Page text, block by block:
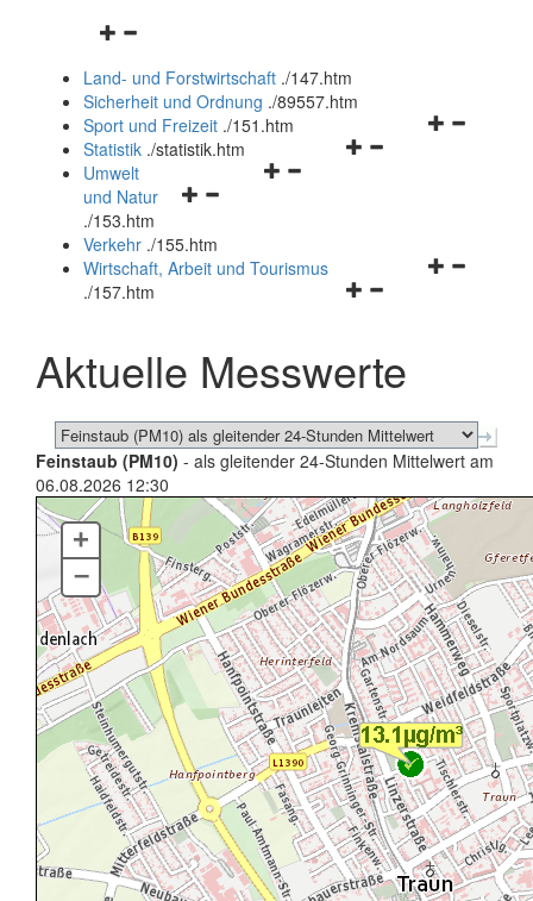
Navigationsmenü
und
schließen
Land- und Forstwirtschaft ./147.htm
Sicherheit und Ordnung ./89557.htm
Navigationsmenü
Sport und Freizeit ./151.htm
Navigationsmenü
Statistik ./statistik.htm
Navigationsmenü
und
schließen
Umwelt
und Natur
./153.htm
Verkehr ./155.htm
Navigationsmenü
schließen
Wirtschaft, Arbeit und Tourismus
./157.htm
Aktuelle Messwerte
Feinstaub (PM10) - als gleitender 24-Stunden Mittelwert am
06.08.2026 12:30
+
–